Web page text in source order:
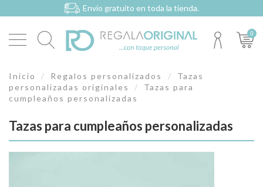
Envío gratuito en toda la tienda.
0
Inicio Regalos personalizados
Tazas
personalizadas originales
Tazas para
cumpleaños personalizadas
Tazas para cumpleaños personalizadas